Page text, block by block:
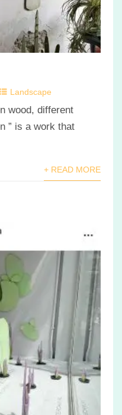
Landscape
wood, different
” is a work that
+ READ MORE